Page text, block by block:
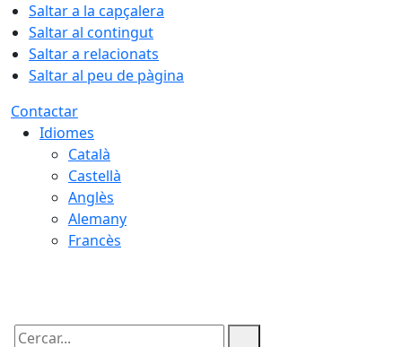
Saltar a la capçalera
Saltar al contingut
Saltar a relacionats
Saltar al peu de pàgina
Contactar
Idiomes
Català
Castellà
Anglès
Alemany
Francès